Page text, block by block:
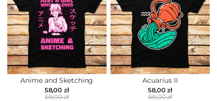
Anime and Sketching
58,00 zł
69,00 zł
Acuarius II
58,00 zł
69,00 zł